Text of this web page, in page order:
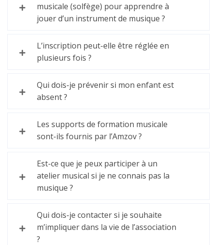
musicale (solfège) pour apprendre à
jouer d’un instrument de musique ?
L’inscription peut-elle être réglée en
plusieurs fois ?
Qui dois-je prévenir si mon enfant est
absent ?
Les supports de formation musicale
sont-ils fournis par l’Amzov ?
Est-ce que je peux participer à un
atelier musical si je ne connais pas la
musique ?
Qui dois-je contacter si je souhaite
m’impliquer dans la vie de l’association
?